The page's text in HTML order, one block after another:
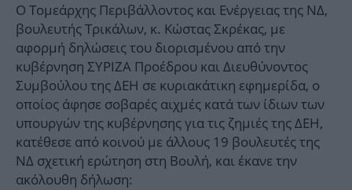
O Τομεάρχης Περιβάλλοντος και Ενέργειας της ΝΔ,
βουλευτής Τρικάλων, κ. Κώστας Σκρέκας, με
αφορμή δηλώσεις του διορισμένου από την
κυβέρνηση ΣΥΡΙΖΑ Προέδρου και Διευθύνοντος
Συμβούλου της ΔΕΗ σε κυριακάτικη εφημερίδα, ο
οποίος άφησε σοβαρές αιχμές κατά των ίδιων των
υπουργών της κυβέρνησης για τις ζημιές της ΔΕΗ,
κατέθεσε από κοινού με άλλους 19 βουλευτές της
ΝΔ σχετική ερώτηση στη Βουλή, και έκανε την
ακόλουθη δήλωση: